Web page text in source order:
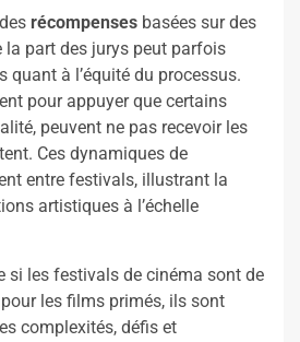
récompenses basées sur des
la part des jurys peut parfois
quant à l’équité du processus.
pour appuyer que certains
peuvent ne pas recevoir les
Ces dynamiques de
entre festivals, illustrant la
artistiques à l’échelle
si les festivals de cinéma sont de
les films primés, ils sont
complexités, défis et